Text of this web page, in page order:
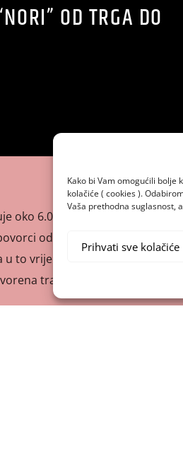
Kako bi Vam omogućili bolje
kolačiće ( cookies ).
Vaša prethodna suglasnost,
Prihvati sve kolačiće
OD TRGA DO
oko 6.000 maturanata koji će
od 12 do 13 sati prošetati
to vrijeme biti zatvoren. Zbog
trasa od Trga […]